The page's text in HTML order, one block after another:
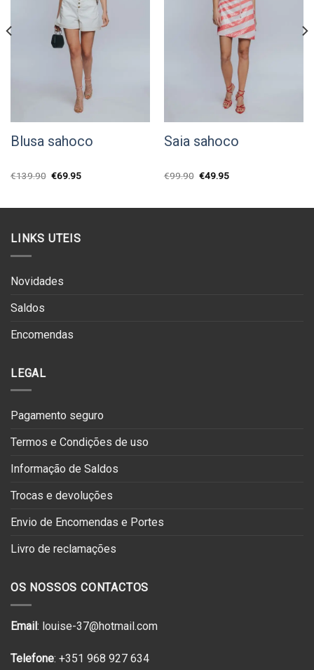
Blusa sahoco
€139.90 O
€139.90.
€69.95O
€69.95.
Saia sahoco
€99.90 O
€99.90.
€49.95O
€49.95.
LINKS UTEIS
Novidades
Saldos
Encomendas
LEGAL
Pagamento seguro
Termos e Condições de uso
Informação de Saldos
Trocas e devoluções
Envio de Encomendas e Portes
Livro de reclamações
OS NOSSOS CONTACTOS
Email: louise-37@hotmail.com
Telefone: +351 968 927 634